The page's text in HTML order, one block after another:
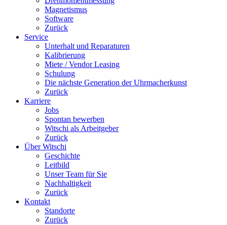
Magnetismus
Software
Zurück
Service
Unterhalt und Reparaturen
Kalibrierung
Miete / Vendor Leasing
Schulung
Die nächste Generation der Uhrmacherkunst
Zurück
Karriere
Jobs
Spontan bewerben
Witschi als Arbeitgeber
Zurück
Über Witschi
Geschichte
Leitbild
Unser Team für Sie
Nachhaltigkeit
Zurück
Kontakt
Standorte
Zurück